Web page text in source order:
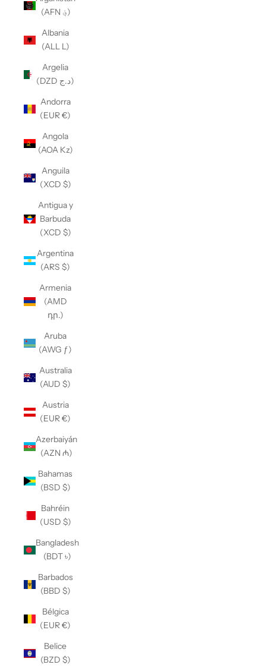
(AFN ؋)
Albania
(ALL L)
Argelia
(DZD د.ج)
Andorra
(EUR €)
Angola
(AOA Kz)
Anguila
(XCD $)
Antigua y
Barbuda
(XCD $)
Argentina
(ARS $)
Armenia
(AMD
դր.)
Aruba
(AWG ƒ)
Australia
(AUD $)
Austria
(EUR €)
Azerbaiyán
(AZN ₼)
Bahamas
(BSD $)
Bahréin
(USD $)
Bangladesh
(BDT ৳)
Barbados
(BBD $)
Bélgica
(EUR €)
Belice
(BZD $)